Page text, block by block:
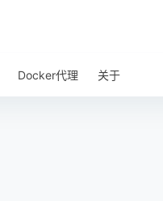
Docker代理 关于